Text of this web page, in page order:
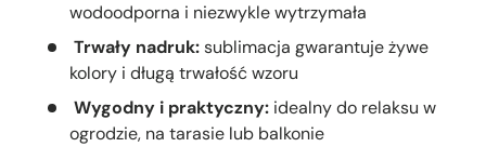
wodoodporna i niezwykle wytrzymała
Trwały nadruk:sublimacja gwarantuje żywe
kolory i długą trwałość wzoru
Wygodny i praktyczny: idealny do relaksu w
ogrodzie, na tarasie lub balkonie